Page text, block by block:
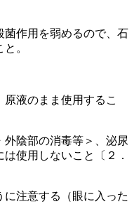
作用を弱めるので、石
。
液のまま使用するこ
陰部の消毒等＞、泌尿
使用しないこと〔２．
注意する（眼に入った